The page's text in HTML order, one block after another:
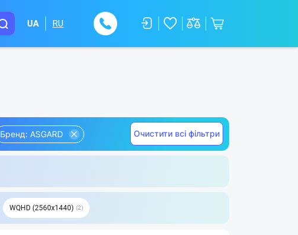
UA RU
Бренд: ASGARD Очистити всі фільтри
WQHD (2560х1440) 2